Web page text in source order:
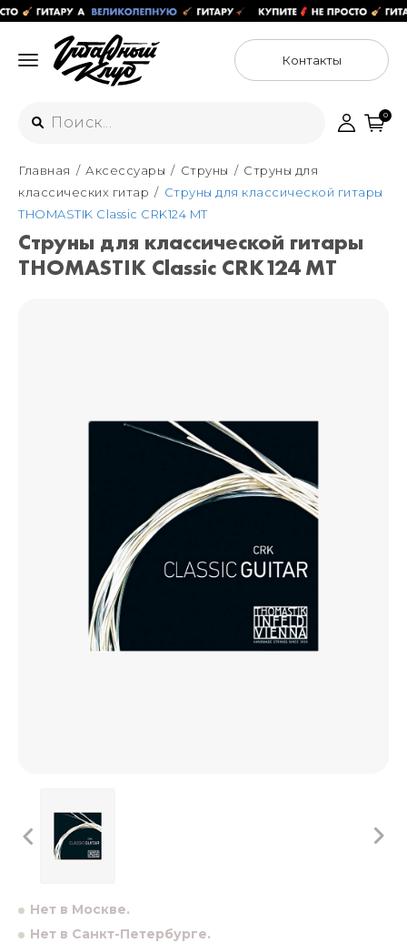
Контакты
Интернет-магазин
+7 (925) 125-54-44
Москва
+7 (925) 176-55-65
ул. Большая Новодмитровская 36с15,
Санкт-Петербург
0
Главная Аксессуары Струны
Струны для
классических гитар
Cтруны для классической гитары
THOMASTIK Classic CRK124 MT
Cтруны для классической гитары
THOMASTIK Classic CRK124 MT
Нет в Москве.
Нет в Санкт-Петербурге.